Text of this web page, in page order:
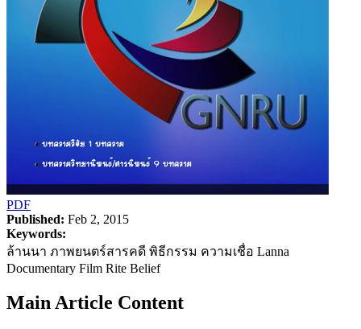
PDF
Published: Feb 2, 2015
Keywords:
ล้านนา ภาพยนตร์สารคดี พิธีกรรม ความเชื่อ Lanna
Documentary Film Rite Belief
Main Article Content